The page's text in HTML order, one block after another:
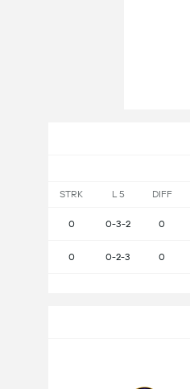
DIFF
L 5
STRK
0
0-3-2
0
0
0-2-3
0